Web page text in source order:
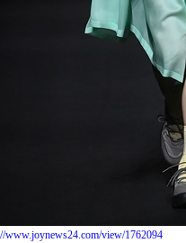
www.joynews24.com/view/1762094